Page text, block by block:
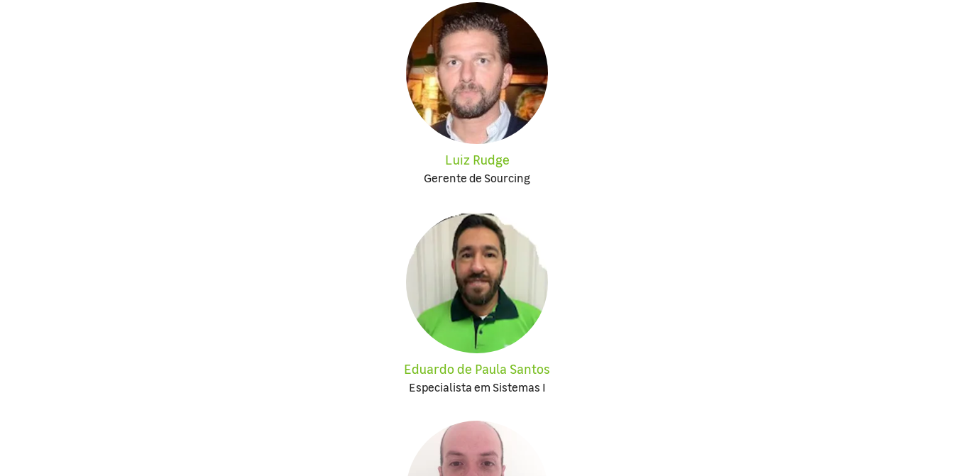
Luiz Rudge
Gerente de Sourcing
Eduardo de Paula Santos
Especialista em Sistemas I